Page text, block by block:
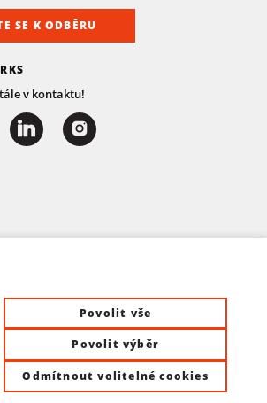
SE K ODBĚRU
v kontaktu!
Povolit vše
Povolit výběr
Odmítnout volitelné cookies